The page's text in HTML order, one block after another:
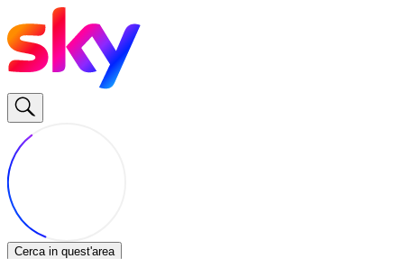
Cerca in quest'area